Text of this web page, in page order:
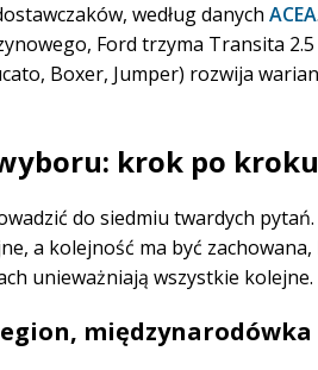
według danych ACEA
Ford trzyma Transita 2.5
Boxer, Jumper) rozwija
krok po kroku
do siedmiu twardych pytań.
a kolejność ma być zachowana,
unieważniają wszystkie kolejne.
międzynarodówka